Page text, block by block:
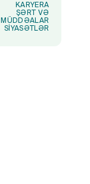
KARYERA
ŞƏRT VƏ
MÜDDƏALAR
SİYASƏTLƏR